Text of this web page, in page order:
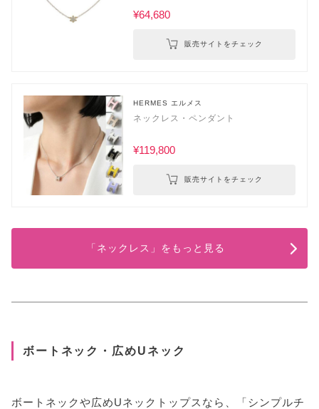
¥64,680
販売サイトをチェック
HERMES エルメス
ネックレス・ペンダント
¥119,800
販売サイトをチェック
「ネックレス」をもっと見る
ボートネック・広めUネック
ボートネックや広めUネックトップスなら、「シンプルチ